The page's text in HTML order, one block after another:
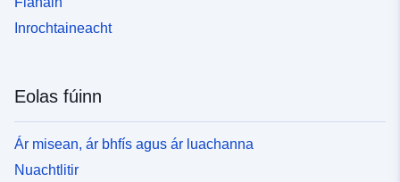
Inrochtaineacht
Eolas fúinn
Ár misean, ár bhfís agus ár luachanna
Nuachtlitir